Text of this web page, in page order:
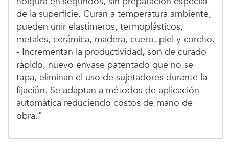
de la superficie. Curan a temperatura ambiente,
pueden unir elastímeros, termoplásticos,
metales, cerámica, madera, cuero, piel y corcho.
- Incrementan la productividad, son de curado
rápido, nuevo envase patentado que no se
tapa, eliminan el uso de sujetadores durante la
fijación. Se adaptan a métodos de aplicación
automática reduciendo costos de mano de
obra."